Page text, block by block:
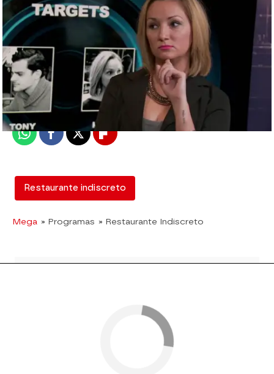
mega
Madrid
Publicado: 22 de marzo de 2018, 02:10
WhatsappFacebook
X Flipboard
Restaurante indiscreto
Mega » Programas » Restaurante Indiscreto